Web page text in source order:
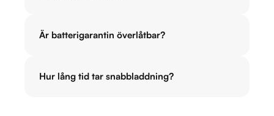
Är batterigarantin överlåtbar?
Hur lång tid tar snabbladdning?